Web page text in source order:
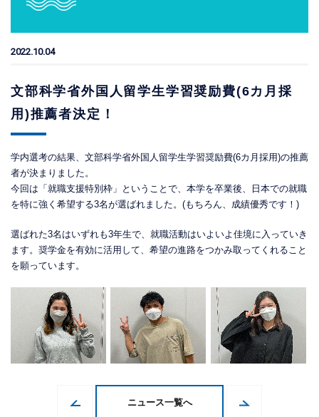
2022.10.04
文部科学省外国人留学生学習奨励費(6カ月採
用)推薦者決定！
学内選考の結果、文部科学省外国人留学生学習奨励費(6カ月採用)の推薦
者が決まりました。
今回は「就職支援特別枠」ということで、本学を卒業後、日本での就職
を特に強く希望する3名が選ばれました。(もちろん、成績優秀です！)
選ばれた3名はいずれも3年生で、就職活動はいよいよ佳境に入っていき
ます。奨学金を有効に活用して、希望の進路をつかみ取ってくれること
を願っています。
ニュース一覧へ